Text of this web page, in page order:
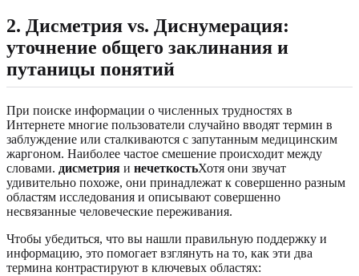
2. Дисметрия vs. Диснумерация:
уточнение общего заклинания и
путаницы понятий
При поиске информации о численных трудностях в
Интернете многие пользователи случайно вводят термин в
заблуждение или сталкиваются с запутанным медицинским
жаргоном. Наиболее частое смешение происходит между
словами. дисметрия и нечеткостьХотя они звучат
удивительно похоже, они принадлежат к совершенно разным
областям исследования и описывают совершенно
несвязанные человеческие переживания.
Чтобы убедиться, что вы нашли правильную поддержку и
информацию, это помогает взглянуть на то, как эти два
термина контрастируют в ключевых областях: